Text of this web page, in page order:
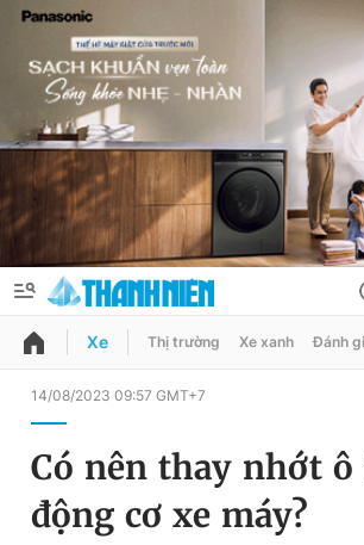
QUẢNG CÁO
Chuyên mục
Đổi mật khẩu
Tin đã lưu
Xe Thị trường Xe xanh Đánh
14/08/2023 09:57 GMT+7
Có nên thay nhớt ô
động cơ xe máy?